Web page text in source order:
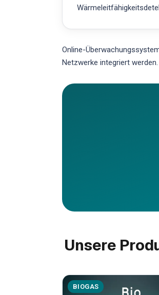
Online-
Netzwerke integriert werden.
Unsere
BIOGAS